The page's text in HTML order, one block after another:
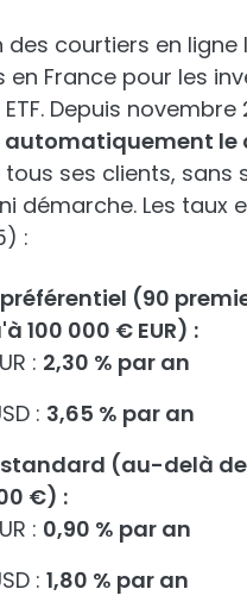
des courtiers en ligne
en France pour les
Depuis novembre
automatiquement le
tous ses clients, sans
démarche. Les taux
:
(90
100 000 € EUR) :
: 2,30 % par an
: 3,65 % par an
(au-delà de
€) :
: 0,90 % par an
: 1,80 % par an